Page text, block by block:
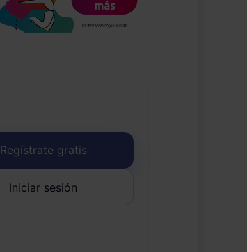
Regístrate gratis
Iniciar sesión